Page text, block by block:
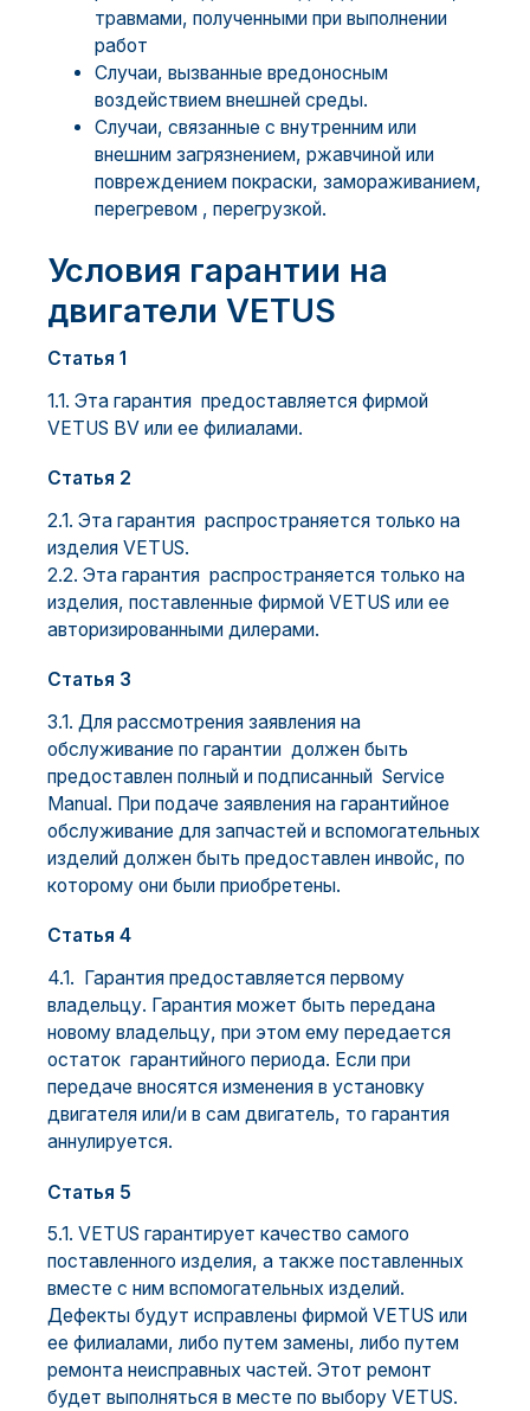
травмами, полученными при выполнении
работ
Случаи, вызванные вредоносным
воздействием внешней среды.
Случаи, связанные с внутренним или
внешним загрязнением, ржавчиной или
повреждением покраски, замораживанием,
перегревом , перегрузкой.
Условия гарантии на
двигатели VETUS
Статья 1
1.1. Эта гарантия предоставляется фирмой
VETUS BV или ее филиалами.
Статья 2
2.1. Эта гарантия распространяется только на
изделия VETUS.
2.2. Эта гарантия распространяется только на
изделия, поставленные фирмой VETUS или ее
авторизированными дилерами.
Статья 3
3.1. Для рассмотрения заявления на
обслуживание по гарантии должен быть
предоставлен полный и подписанный Service
Manual. При подаче заявления на гарантийное
обслуживание для запчастей и вспомогательных
изделий должен быть предоставлен инвойс, по
которому они были приобретены.
Статья 4
4.1. Гарантия предоставляется первому
владельцу. Гарантия может быть передана
новому владельцу, при этом ему передается
остаток гарантийного периода. Если при
передаче вносятся изменения в установку
двигателя или/и в сам двигатель, то гарантия
аннулируется.
Статья 5
5.1. VETUS гарантирует качество самого
поставленного изделия, а также поставленных
вместе с ним вспомогательных изделий.
Дефекты будут исправлены фирмой VETUS или
ее филиалами, либо путем замены, либо путем
ремонта неисправных частей. Этот ремонт
будет выполняться в месте по выбору VETUS.